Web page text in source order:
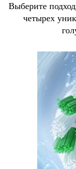
Выберите
четырех